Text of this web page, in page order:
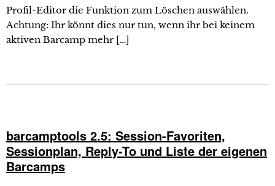
Profil-Editor die Funktion zum Löschen auswählen.
Achtung: Ihr könnt dies nur tun, wenn ihr bei keinem
aktiven Barcamp mehr […]
barcamptools 2.5: Session-Favoriten,
Sessionplan, Reply-To und Liste der eigenen
Barcamps